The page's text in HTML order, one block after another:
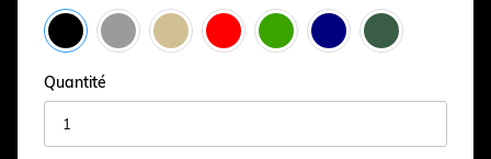
Quantité